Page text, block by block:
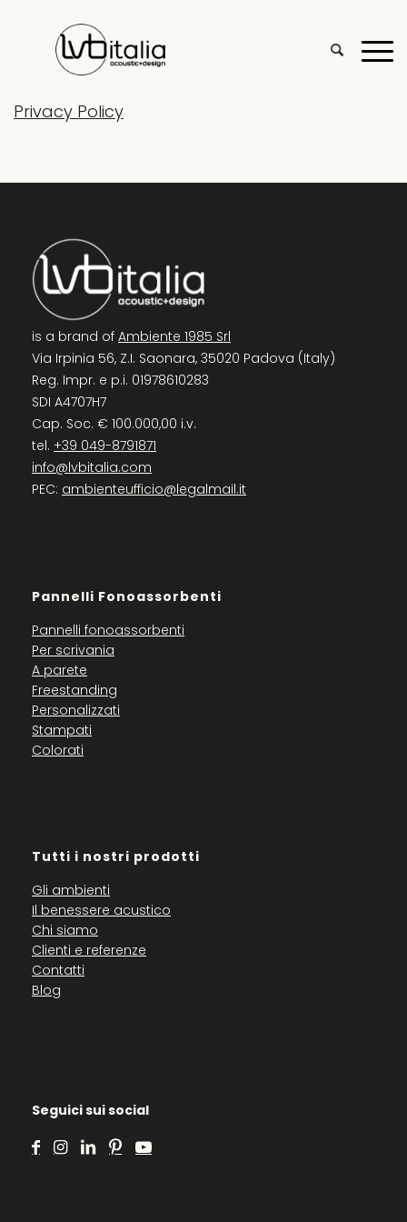
Privacy Policy
is a brand of Ambiente 1985 Srl
Via Irpinia 56, Z.I. Saonara, 35020 Padova (Italy)
Reg. Impr. e p.i. 01978610283
SDI A4707H7
Cap. Soc. € 100.000,00 i.v.
tel. +39 049-8791871
info@lvbitalia.com
PEC: ambienteufficio@legalmail.it
Pannelli Fonoassorbenti
Pannelli fonoassorbenti
Per scrivania
A parete
Freestanding
Personalizzati
Stampati
Colorati
Tutti i nostri prodotti
Gli ambienti
Il benessere acustico
Chi siamo
Clienti e referenze
Contatti
Blog
Seguici sui social